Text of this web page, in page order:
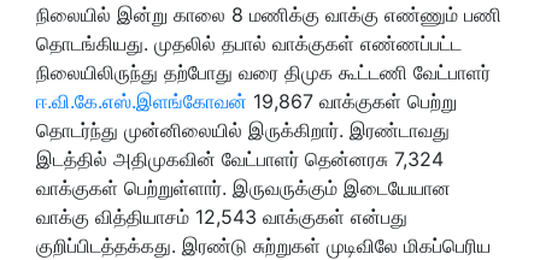
நிலையில் இன்று காலை 8 மணிக்கு வாக்கு எண்ணும் பணி
தொடங்கியது. முதலில் தபால் வாக்குகள் எண்ணப்பட்ட
நிலையிலிருந்து தற்போது வரை திமுக கூட்டணி வேட்பாளர்
ஈ.வி.கே.எஸ்.இளங்கோவன் 19,867 வாக்குகள் பெற்று
தொடர்ந்து முன்னிலையில் இருக்கிறார். இரண்டாவது
இடத்தில் அதிமுகவின் வேட்பாளர் தென்னரசு 7,324
வாக்குகள் பெற்றுள்ளார். இருவருக்கும் இடையேயான
வாக்கு வித்தியாசம் 12,543 வாக்குகள் என்பது
குறிப்பிடத்தக்கது. இரண்டு சுற்றுகள் முடிவிலே மிகப்பெரிய